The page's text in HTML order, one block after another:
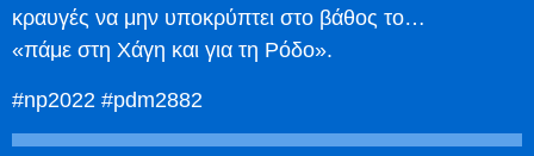
κραυγές να μην υποκρύπτει στο βάθος το…
«πάμε στη Χάγη και για τη Ρόδο».
#np2022 #pdm2882